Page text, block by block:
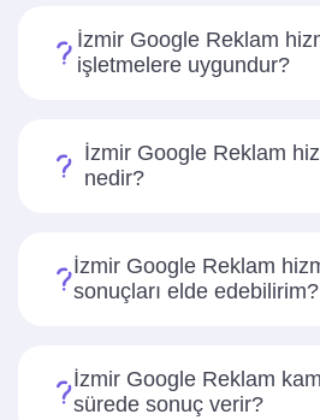
İzmir Google Reklam
işletmelere uygundur?
İzmir Google Reklam
nedir?
İzmir Google Reklam
sonuçları elde edebilirim?
İzmir Google Reklam
sürede sonuç verir?